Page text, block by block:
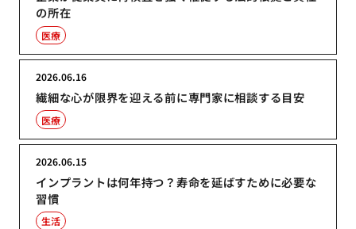
の所在
医療
繊細な心が限界を迎える前に専門家に相談する目安
2026.06.16
医療
インプラントは何年持つ？寿命を延ばすために必要な
習慣
2026.06.15
生活